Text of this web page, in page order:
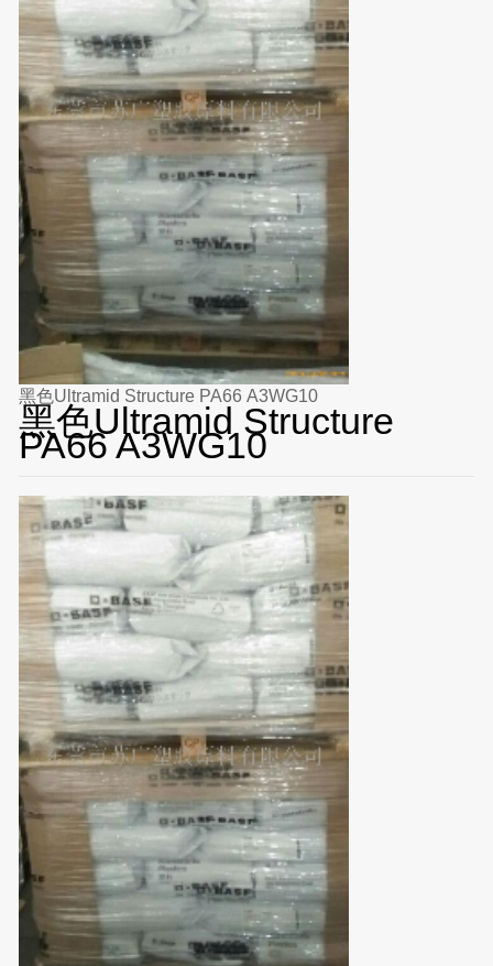
黑色Ultramid Structure PA66 A3WG10
黑色Ultramid Structure
PA66 A3WG10